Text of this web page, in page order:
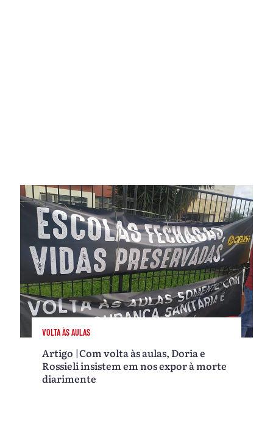
VOLTA ÀS AULAS
Artigo |Com volta às aulas, Doria e
Rossieli insistem em nos expor à morte
diarimente